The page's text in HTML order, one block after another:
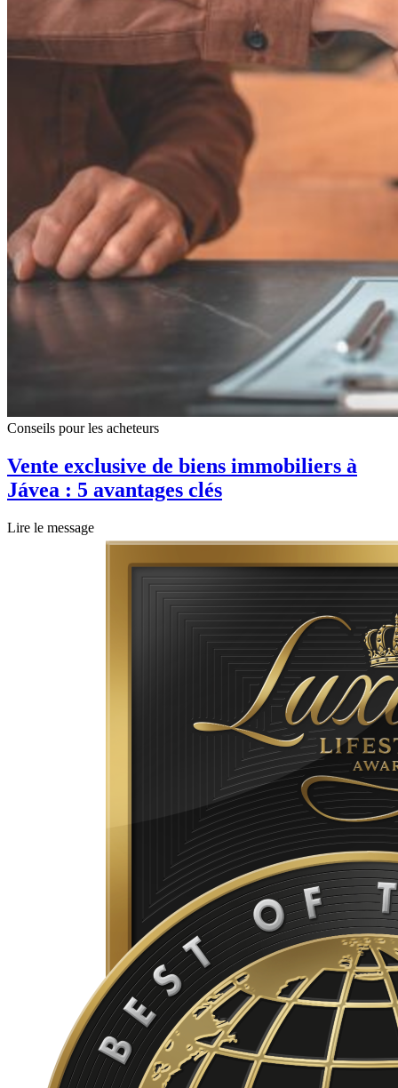
Conseils pour les acheteurs
Vente exclusive de biens immobiliers à
Jávea : 5 avantages clés
Lire le message